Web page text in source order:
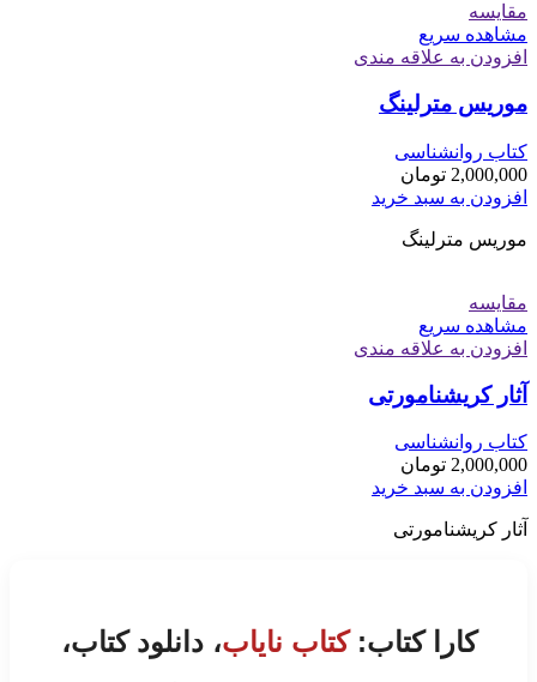
مقایسه
مشاهده سریع
افزودن به علاقه مندی
موریس مترلینگ
کتاب روانشناسی
2,000,000 تومان
افزودن به سبد خرید
موریس مترلینگ
مقایسه
مشاهده سریع
افزودن به علاقه مندی
آثار کریشنامورتی
کتاب روانشناسی
2,000,000 تومان
افزودن به سبد خرید
آثار کریشنامورتی
کارا کتاب:کتاب نایاب، دانلود کتاب،